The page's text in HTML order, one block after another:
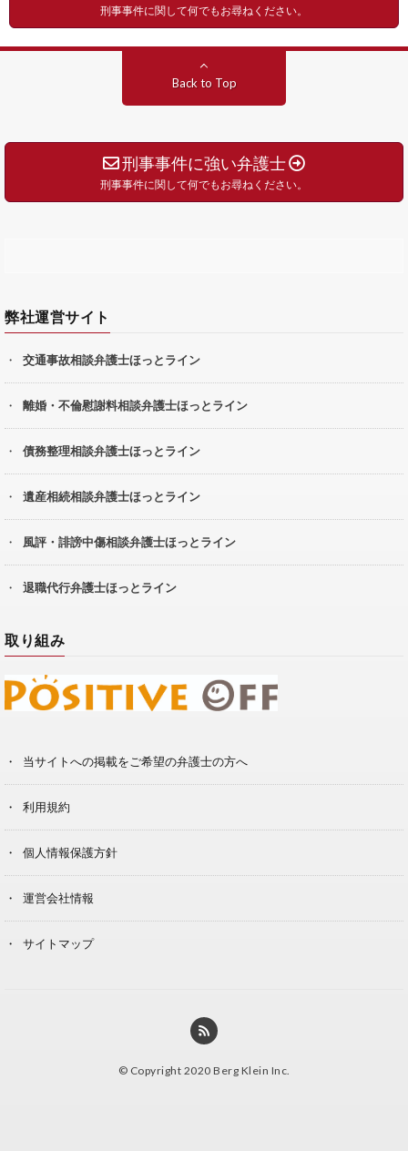
刑事事件に関して何でもお尋ねください。
Back to Top
刑事事件に強い弁護士
刑事事件に関して何でもお尋ねください。
弊社運営サイト
交通事故相談弁護士ほっとライン
離婚・不倫慰謝料相談弁護士ほっとライン
債務整理相談弁護士ほっとライン
遺産相続相談弁護士ほっとライン
風評・誹謗中傷相談弁護士ほっとライン
退職代行弁護士ほっとライン
取り組み
当サイトへの掲載をご希望の弁護士の方へ
利用規約
個人情報保護方針
運営会社情報
サイトマップ
© Copyright 2020 Berg Klein Inc.